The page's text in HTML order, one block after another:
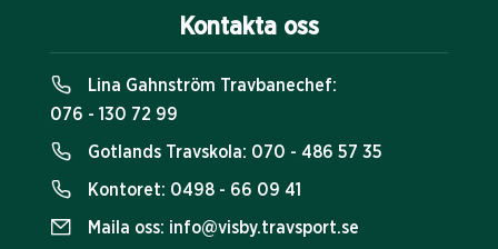
Kontakta oss
Lina Gahnström Travbanechef:
076 - 130 72 99
Gotlands Travskola: 070 - 486 57 35
Kontoret: 0498 - 66 09 41
Maila oss: info@visby.travsport.se